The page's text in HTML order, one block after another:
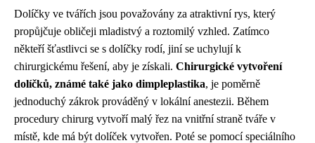
Dolíčky ve tvářích jsou považovány za atraktivní rys, který
propůjčuje obličeji mladistvý a roztomilý vzhled. Zatímco
někteří šťastlivci se s dolíčky rodí, jiní se uchylují k
chirurgickému řešení, aby je získali. Chirurgické vytvoření
dolíčků, známé také jako dimpleplastika, je poměrně
jednoduchý zákrok prováděný v lokální anestezii. Během
procedury chirurg vytvoří malý řez na vnitřní straně tváře v
místě, kde má být dolíček vytvořen. Poté se pomocí speciálního